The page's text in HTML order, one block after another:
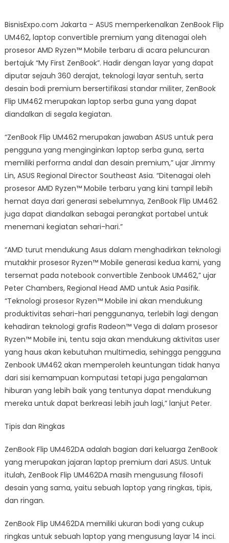
UM462,
Laptop
Convertible
Premium
dengan
Prosesor
AMD
BisnisExpo.com Jakarta – ASUS memperkenalkan ZenBook Flip
UM462, laptop convertible premium yang ditenagai oleh
prosesor AMD Ryzen™ Mobile terbaru di acara peluncuran
bertajuk “My First ZenBook”. Hadir dengan layar yang dapat
diputar sejauh 360 derajat, teknologi layar sentuh, serta
desain bodi premium bersertifikasi standar militer, ZenBook
Flip UM462 merupakan laptop serba guna yang dapat
diandalkan di segala kegiatan.
“ZenBook Flip UM462 merupakan jawaban ASUS untuk pera
pengguna yang menginginkan laptop serba guna, serta
memiliki performa andal dan desain premium,” ujar Jimmy
Lin, ASUS Regional Director Southeast Asia. “Ditenagai oleh
prosesor AMD Ryzen™ Mobile terbaru yang kini tampil lebih
hemat daya dari generasi sebelumnya, ZenBook Flip UM462
juga dapat diandalkan sebagai perangkat portabel untuk
menemani kegiatan sehari-hari.”
“AMD turut mendukung Asus dalam menghadirkan teknologi
mutakhir prosesor Ryzen™ Mobile generasi kedua kami, yang
tersemat pada notebook convertible Zenbook UM462,” ujar
Peter Chambers, Regional Head AMD untuk Asia Pasifik.
“Teknologi prosesor Ryzen™ Mobile ini akan mendukung
produktivitas sehari-hari penggunanya, terlebih lagi dengan
kehadiran teknologi grafis Radeon™ Vega di dalam prosesor
Ryzen™ Mobile ini, tentu saja akan mendukung aktivitas user
yang haus akan kebutuhan multimedia, sehingga pengguna
Zenbook UM462 akan memperoleh keuntungan tidak hanya
dari sisi kemampuan komputasi tetapi juga pengalaman
hiburan yang lebih baik yang tentunya dapat mendukung
mereka untuk dapat berkreasi lebih jauh lagi,” lanjut Peter.
Tipis dan Ringkas
ZenBook Flip UM462DA adalah bagian dari keluarga ZenBook
yang merupakan jajaran laptop premium dari ASUS. Untuk
itulah, ZenBook Flip UM462DA masih mengusung filosofi
desain yang sama, yaitu sebuah laptop yang ringkas, tipis,
dan ringan.
ZenBook Flip UM462DA memiliki ukuran bodi yang cukup
ringkas untuk sebuah laptop yang mengusung layar 14 inci.